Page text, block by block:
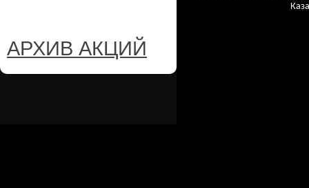
АРХИВ АКЦИЙ